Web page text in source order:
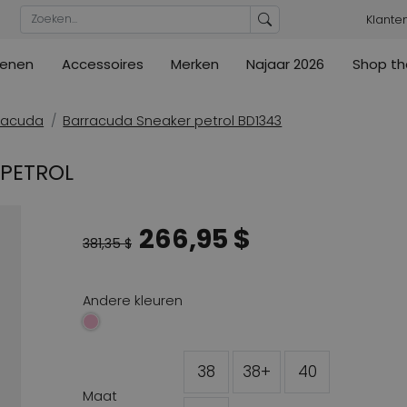
Coats
Accessoires
Merken
Cambio
Najaar 2026
Cambio
Shop
High
Arche
Barracuda Sneaker petrol BD1343
381,35 $ 266,95 $
Andere kleuren
Maat
38 38+ 40